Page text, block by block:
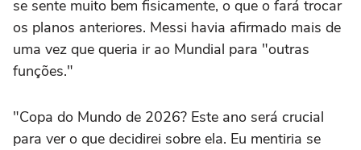
se sente muito bem fisicamente, o que o fará trocar
os planos anteriores. Messi havia afirmado mais de
uma vez que queria ir ao Mundial para "outras
funções."
"Copa do Mundo de 2026? Este ano será crucial
para ver o que decidirei sobre ela. Eu mentiria se